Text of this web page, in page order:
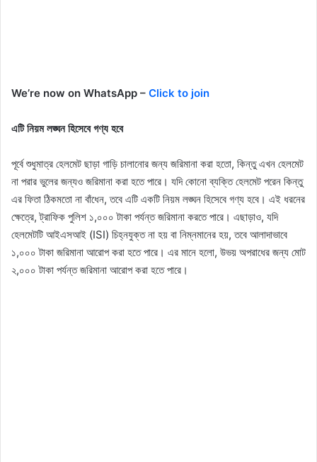
We’re now on WhatsApp – Click to join
এটি নিয়ম লঙ্ঘন হিসেবে গণ্য হবে
পূর্বে শুধুমাত্র হেলমেট ছাড়া গাড়ি চালানোর জন্য জরিমানা করা হতো, কিন্তু এখন হেলমেট
না পরার ভুলের জন্যও জরিমানা করা হতে পারে। যদি কোনো ব্যক্তি হেলমেট পরেন কিন্তু
এর ফিতা ঠিকমতো না বাঁধেন, তবে এটি একটি নিয়ম লঙ্ঘন হিসেবে গণ্য হবে। এই ধরনের
ক্ষেত্রে, ট্রাফিক পুলিশ ১,০০০ টাকা পর্যন্ত জরিমানা করতে পারে। এছাড়াও, যদি
হেলমেটটি আইএসআই (ISI) চিহ্নযুক্ত না হয় বা নিম্নমানের হয়, তবে আলাদাভাবে
১,০০০ টাকা জরিমানা আরোপ করা হতে পারে। এর মানে হলো, উভয় অপরাধের জন্য মোট
২,০০০ টাকা পর্যন্ত জরিমানা আরোপ করা হতে পারে।